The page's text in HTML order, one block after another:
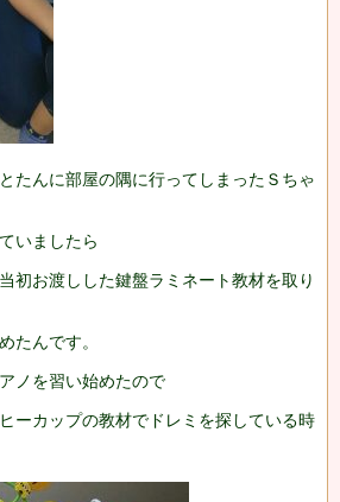
たんに部屋の隅に行ってしまったＳちゃ
いましたら
初お渡しした鍵盤ラミネート教材を取り
たんです。
ノを習い始めたので
ーカップの教材でドレミを探している時